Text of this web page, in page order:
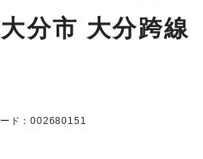
分市 大分跨線
ド：002680151